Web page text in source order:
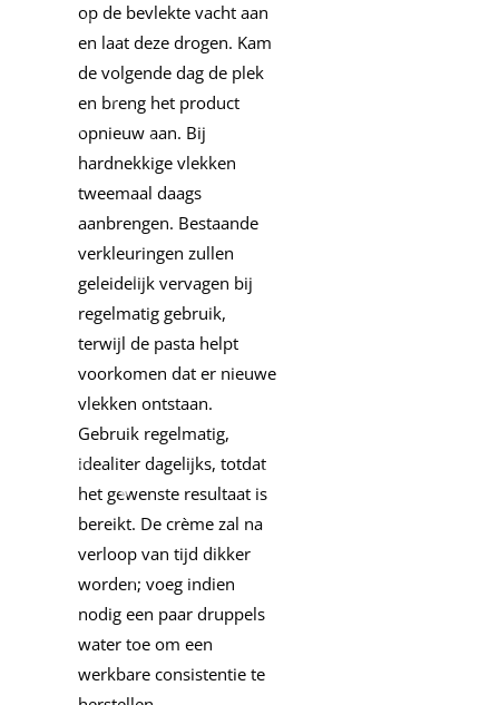
op de bevlekte vacht aan
en laat deze drogen. Kam
de volgende dag de plek
en breng het product
opnieuw aan. Bij
hardnekkige vlekken
tweemaal daags
aanbrengen. Bestaande
verkleuringen zullen
geleidelijk vervagen bij
regelmatig gebruik,
terwijl de pasta helpt
voorkomen dat er nieuwe
vlekken ontstaan.
Gebruik regelmatig,
idealiter dagelijks, totdat
het gewenste resultaat is
bereikt. De crème zal na
verloop van tijd dikker
worden; voeg indien
nodig een paar druppels
water toe om een ​​
werkbare consistentie te